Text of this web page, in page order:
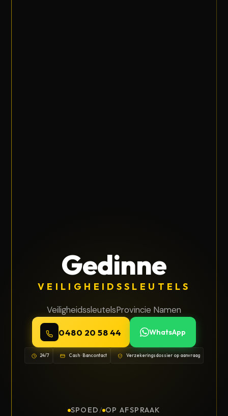
Gedinne
VEILIGHEIDSSLEUTELS
VeiligheidssleutelsProvincie Namen
0480 20 58 44 WhatsApp
24/7 Cash · Bancontact Verzekeringsdossier op aanvraag
SPOED / OP AFSPRAAK